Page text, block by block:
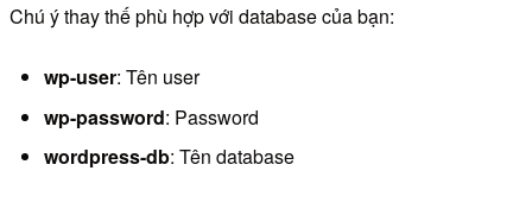
Chú ý thay thế phù hợp với database của bạn:
wp-user: Tên user
wp-password: Password
wordpress-db: Tên database